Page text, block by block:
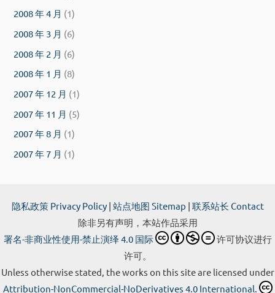
2008 年 4 月 (1)
2008 年 3 月 (6)
2008 年 2 月 (6)
2008 年 1 月 (8)
2007 年 12 月 (1)
2007 年 11 月 (5)
2007 年 8 月 (1)
2007 年 7 月 (1)
隐私政策 Privacy Policy| 站点地图 Sitemap | 联系站长 Contact
除非另有声明，本站作品采用
署名-非商业性使用-禁止演绎 4.0 国际
许可协议进行
许可。
Unless otherwise stated, the works on this site are licensed under
Attribution-NonCommercial-NoDerivatives 4.0 International.